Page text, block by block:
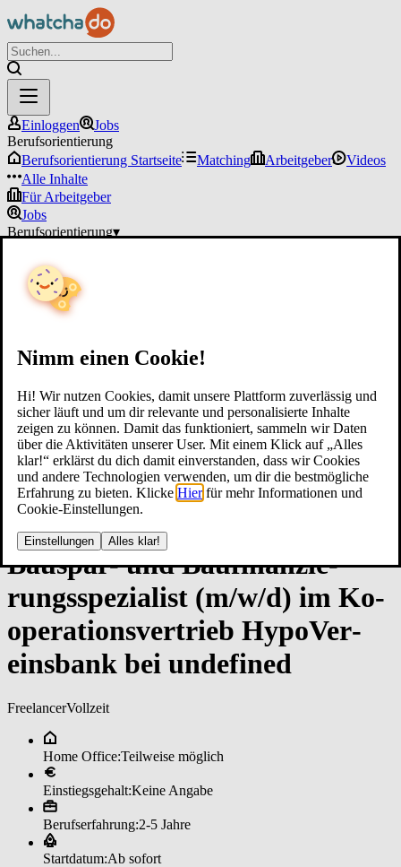
Nimm einen Cookie!
Hi! Wir nutzen Cookies, damit unsere Plattform zuverlässig und
sicher läuft und um dir relevante und personalisierte Inhalte
zeigen zu können. Damit das funktioniert, sammeln wir Daten
über die Aktivitäten unserer User. Mit einem Klick auf „Alles
klar!“ erklärst du dich damit einverstanden, dass wir Cookies
und andere Technologien verwenden, um dir die bestmögliche
Erfahrung zu bieten. Klicke Hier für mehr Informationen und
Cookie-Einstellungen.
Einstellungen Alles klar!
Einloggen
Jobs
Berufsorientierung
Berufsorientierung Startseite
Matching Arbeitgeber
Videos
Alle Inhalte
Für Arbeitgeber
Jobs
Berufsorientierung▾
Bau­spar- un­d Bau­fi­nan­zie­
rungs­spe­zia­lis­t (m/w/d) im ­Ko­
ope­ra­ti­ons­ver­trie­b ­Hy­po­Ver­
eins­ban­k bei un­de­fi­ned
FreelancerVollzeit
Home Office:Teilweise möglich
Einstiegsgehalt:Keine Angabe
Berufserfahrung:2-5 Jahre
Startdatum:Ab sofort